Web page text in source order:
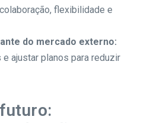
flexibilidade e
do mercado externo:
ajustar planos para reduzir